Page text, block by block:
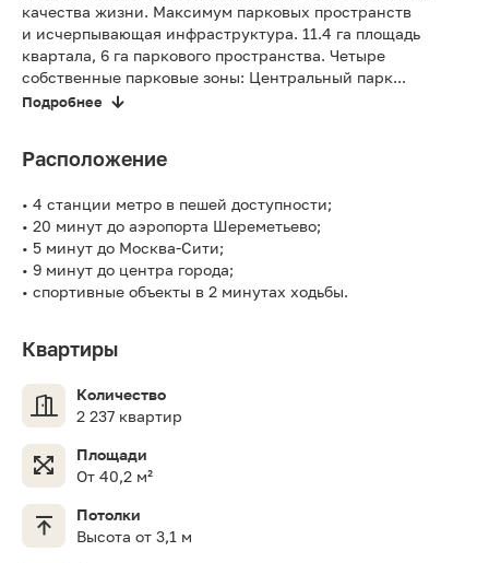
качества жизни. Максимум парковых пространств
и исчерпывающая инфраструктура. 11.4 га площадь
квартала, 6 га паркового пространства. Четыре
собственные парковые зоны: Центральный парк...
Подробнее
Расположение
• 4 станции метро в пешей доступности;
• 20 минут до аэропорта Шереметьево;
• 5 минут до Москва-Сити;
• 9 минут до центра города;
• спортивные объекты в 2 минутах ходьбы.
Квартиры
Количество
2 237 квартир
Площади
От 40,2 м²
Потолки
Высота от 3,1 м